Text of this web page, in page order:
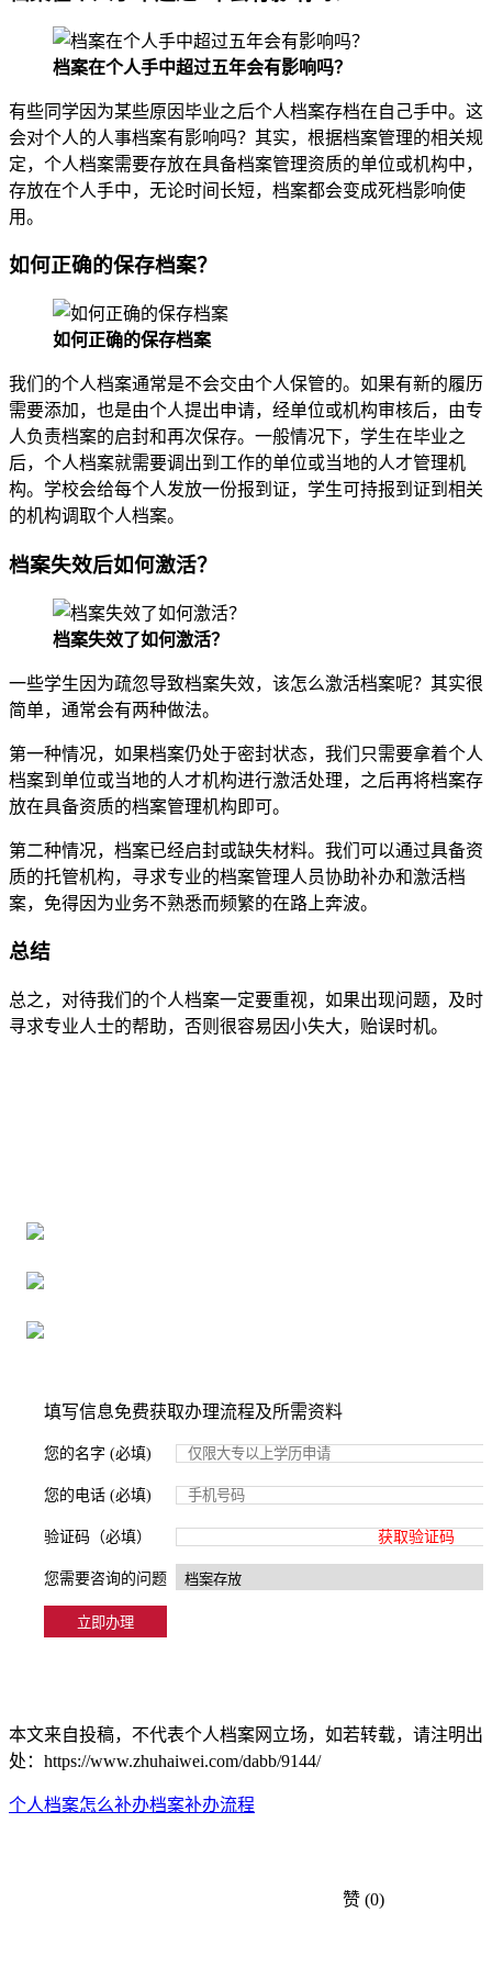
档案在个人手中超过五年会有影响吗？
有些同学因为某些原因毕业之后个人档案存档在自己手中。这
会对个人的人事档案有影响吗？其实，根据档案管理的相关规
定，个人档案需要存放在具备档案管理资质的单位或机构中，
存放在个人手中，无论时间长短，档案都会变成死档影响使
用。
如何正确的保存档案？
如何正确的保存档案
我们的个人档案通常是不会交由个人保管的。如果有新的履历
需要添加，也是由个人提出申请，经单位或机构审核后，由专
人负责档案的启封和再次保存。一般情况下，学生在毕业之
后，个人档案就需要调出到工作的单位或当地的人才管理机
构。学校会给每个人发放一份报到证，学生可持报到证到相关
的机构调取个人档案。
档案失效后如何激活？
档案失效了如何激活？
一些学生因为疏忽导致档案失效，该怎么激活档案呢？其实很
简单，通常会有两种做法。
第一种情况，如果档案仍处于密封状态，我们只需要拿着个人
档案到单位或当地的人才机构进行激活处理，之后再将档案存
放在具备资质的档案管理机构即可。
第二种情况，档案已经启封或缺失材料。我们可以通过具备资
质的托管机构，寻求专业的档案管理人员协助补办和激活档
案，免得因为业务不熟悉而频繁的在路上奔波。
总结
总之，对待我们的个人档案一定要重视，如果出现问题，及时
寻求专业人士的帮助，否则很容易因小失大，贻误时机。
填写信息免费获取办理流程及所需资料
您的名字 (必填)
您的电话 (必填)
验证码（必填） 获取验证码
您需要咨询的问题
本文来自投稿，不代表个人档案网立场，如若转载，请注明出
处：https://www.zhuhaiwei.com/dabb/9144/
个人档案怎么补办档案补办流程
赞 (0)